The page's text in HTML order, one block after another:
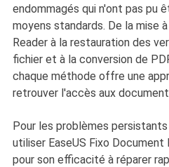
endommagés qui n'ont pas pu
moyens standards. De la mise
Reader à la restauration des
fichier et à la conversion de
chaque méthode offre une
retrouver l'accès aux
Pour les problèmes persistants
utiliser EaseUS Fixo Document
pour son efficacité à réparer